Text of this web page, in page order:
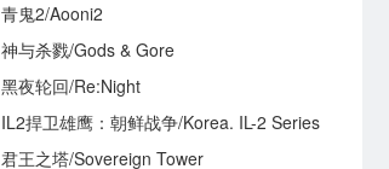
青鬼2/Aooni2
神与杀戮/Gods & Gore
黑夜轮回/Re:Night
IL2捍卫雄鹰：朝鲜战争/Korea. IL-2 Series
君王之塔/Sovereign Tower